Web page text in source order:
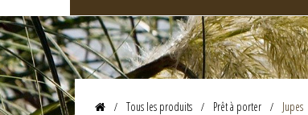
Tous les produits Prêt à porter Jupes